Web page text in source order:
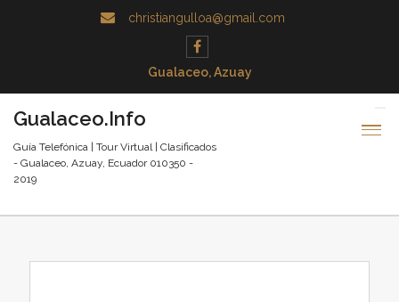
christiangulloa@gmail.com
Gualaceo, Azuay
Gualaceo.Info
Guía Telefónica | Tour Virtual | Clasificados
- Gualaceo, Azuay, Ecuador 010350 -
2019